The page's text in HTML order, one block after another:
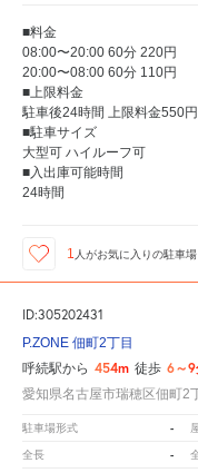
■料金
08:00〜20:00 60分 220円
20:00〜08:00 60分 110円
■上限料金
駐車後24時間 上限料金550円
■駐車サイズ
大型可 ハイルーフ可
■入出庫可能時間
24時間
1 人がお気に入りの駐車場
ID:305202431
P.ZONE 佃町2丁目
呼続駅から 454m 徒歩 6～
愛知県名古屋市瑞穂区佃町2
駐車場形式 -
全長 -